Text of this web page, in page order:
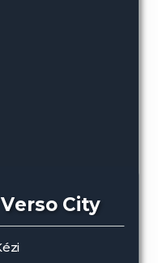
City